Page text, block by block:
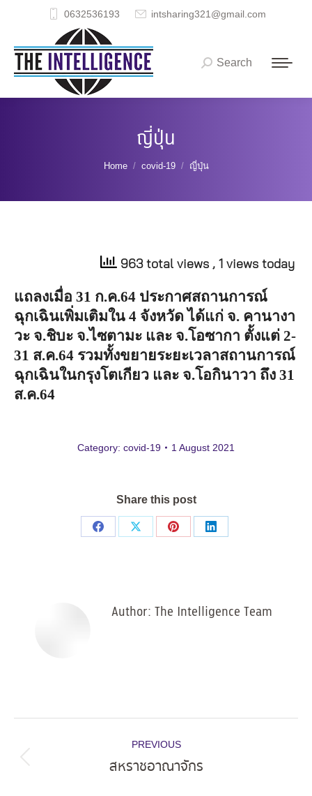
0632536193 intsharing321@gmail.com
Search:
Search
ญี่ปุ่น
You are here:
Home covid-19 ญี่ปุ่น
963 total views , 1 views today
แถลงเมื่อ 31 ก.ค.64 ประกาศสถานการณ์
ฉุกเฉินเพิ่มเติมใน 4 จังหวัด ได้แก่ จ. คานางา
วะ จ.ชิบะ จ.ไซตามะ และ จ.โอซากา ตั้งแต่ 2-
31 ส.ค.64 รวมทั้งขยายระยะเวลาสถานการณ์
ฉุกเฉินในกรุงโตเกียว และ จ.โอกินาวา ถึง 31
ส.ค.64
Category: covid-19 1 August 2021
Share this post
Share
Share
Share
Share
Author: The Intelligence Team
navigation
PREVIOUS
Previous
สหราชอาณาจักร